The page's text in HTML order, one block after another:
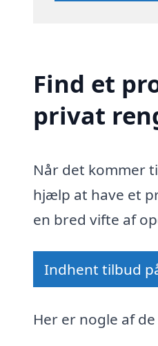
Find et
privat
Når det kommer
hjælp at have et
en bred vifte af
Indhent tilbud
Her er nogle af